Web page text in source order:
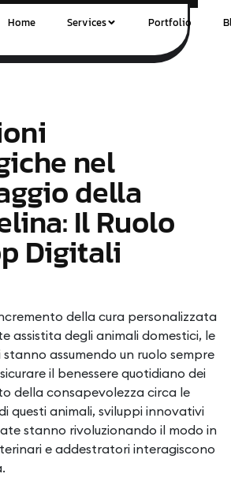
Home Services Portfolio
nel
della
Il Ruolo
Digitali
della cura personalizzata
assistita degli animali domestici, le
assumendo un ruolo sempre
il benessere quotidiano dei
della consapevolezza circa le
questi animali, sviluppi innovativi
stanno rivoluzionando il modo in
e addestratori interagiscono